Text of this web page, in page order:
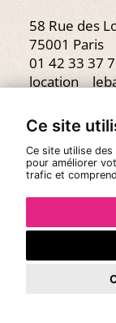
Ce site
Ce site utilise
pour améliorer
trafic et
58 Rue des
75001 Paris
01 42 33 37
location
Nous
Sur les
Instagram
Youtube